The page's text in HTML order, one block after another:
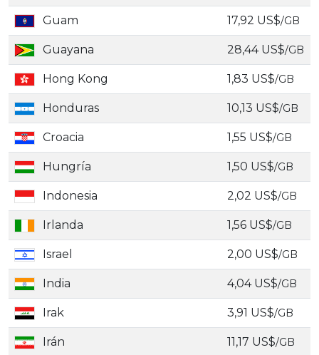
Guam 17,92 US$/GB
Guayana 28,44 US$/GB
Hong Kong 1,83 US$/GB
Honduras 10,13 US$/GB
Croacia 1,55 US$/GB
Hungría 1,50 US$/GB
Indonesia 2,02 US$/GB
Irlanda 1,56 US$/GB
Israel 2,00 US$/GB
India 4,04 US$/GB
Irak 3,91 US$/GB
Irán 11,17 US$/GB